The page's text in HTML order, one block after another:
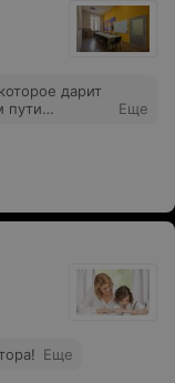
дарит
пути
с
в
и т.д. Я
от
Еще
Еще